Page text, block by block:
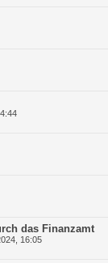
das Finanzamt
16:05